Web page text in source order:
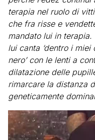
terapia nel ruolo di
che fra risse e
mandato lui in
lui canta ‘dentro i
nero’ con le lenti a
dilatazione delle
rimarcare la distanza
geneticamente